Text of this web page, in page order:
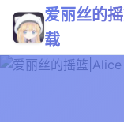
爱丽丝的
载